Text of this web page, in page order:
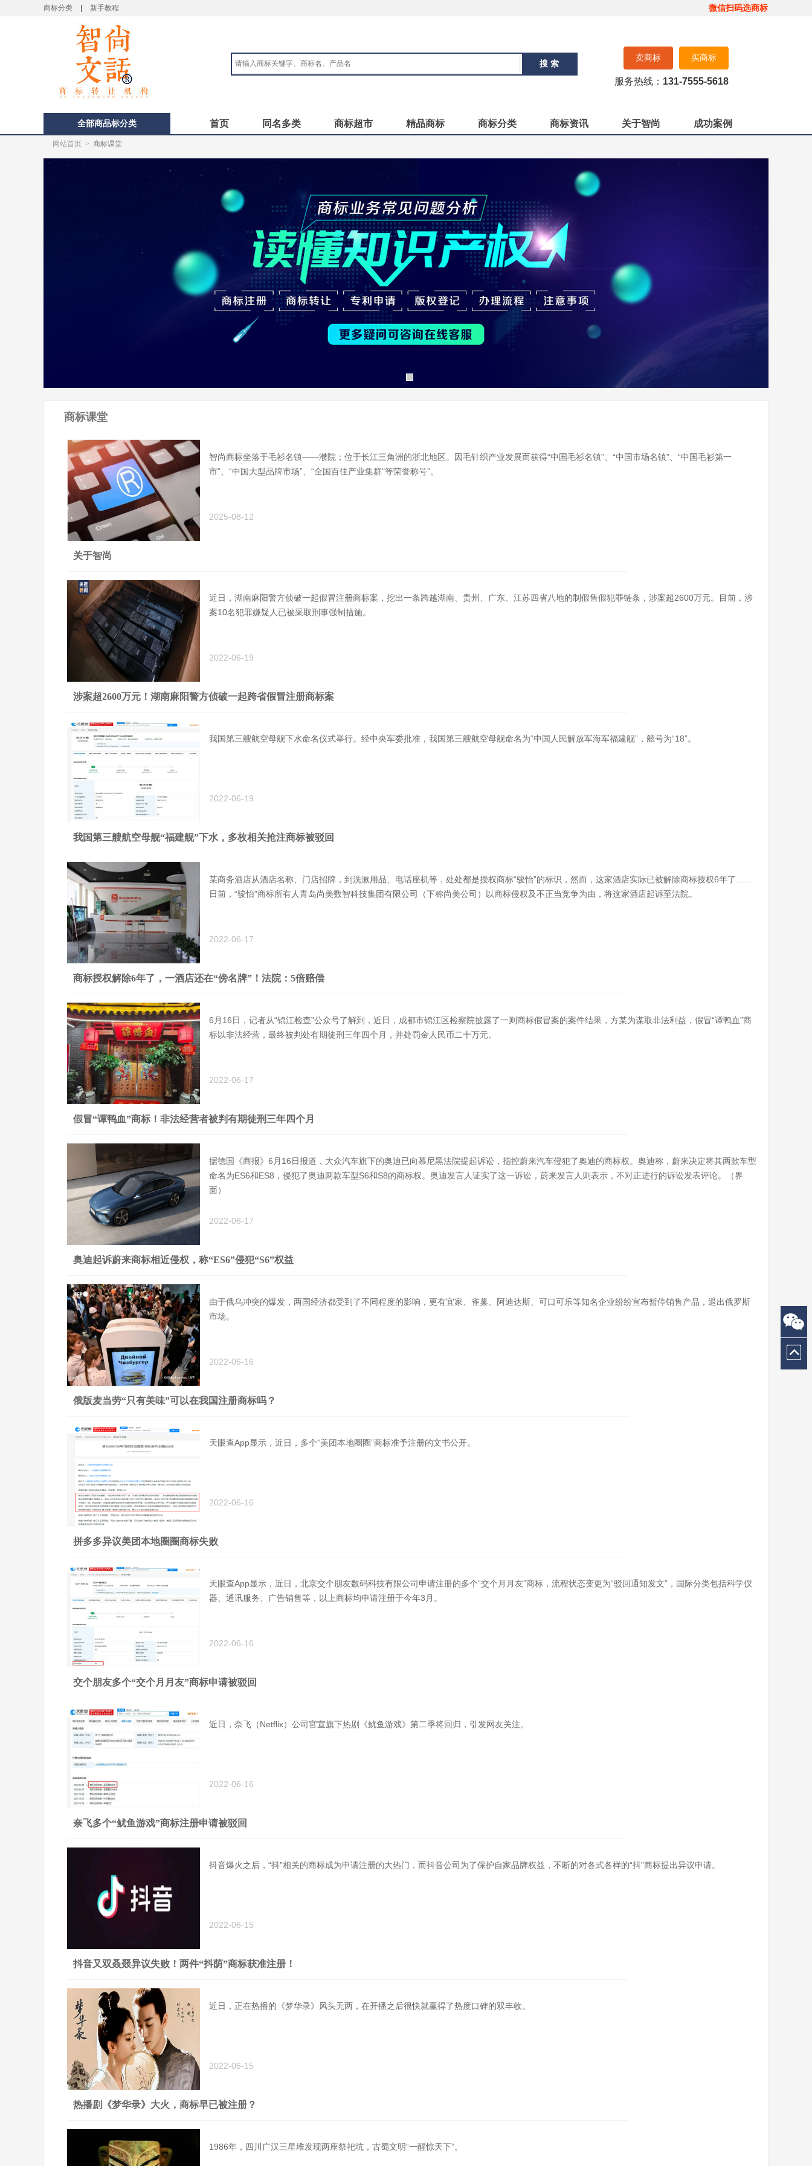
商标分类 新手教程 微信扫码选商标
搜 索
买商标
卖商标
服务热线： 131-7555-5618
全部商品标分类 首页 同名多类 商标超市 精品商标 商标分类 商标资讯 关于智尚 成功案例
网站首页 > 商标课堂
商标课堂
关于智尚
智尚商标坐落于毛衫名镇——濮院；位于长江三角洲的浙北地区。因毛针织产业发展而获得“中国毛衫名镇”、“中国市场名镇”、“中国毛衫第一
市”、“中国大型品牌市场”、“全国百佳产业集群"等荣誉称号”。
2025-08-12
涉案超2600万元！湖南麻阳警方侦破一起跨省假冒注册商标案
近日，湖南麻阳警方侦破一起假冒注册商标案，挖出一条跨越湖南、贵州、广东、江苏四省八地的制假售假犯罪链条，涉案超2600万元。目前，涉
案10名犯罪嫌疑人已被采取刑事强制措施。
2022-06-19
我国第三艘航空母舰“福建舰”下水，多枚相关抢注商标被驳回
我国第三艘航空母舰下水命名仪式举行。经中央军委批准，我国第三艘航空母舰命名为“中国人民解放军海军福建舰”，舷号为“18”。
2022-06-19
商标授权解除6年了，一酒店还在“傍名牌”！法院：5倍赔偿
某商务酒店从酒店名称、门店招牌，到洗漱用品、电话座机等，处处都是授权商标“骏怡”的标识，然而，这家酒店实际已被解除商标授权6年了……
日前，“骏怡”商标所有人青岛尚美数智科技集团有限公司（下称尚美公司）以商标侵权及不正当竞争为由，将这家酒店起诉至法院。
2022-06-17
假冒“谭鸭血”商标！非法经营者被判有期徒刑三年四个月
6月16日，记者从“锦江检查”公众号了解到，近日，成都市锦江区检察院披露了一则商标假冒案的案件结果，方某为谋取非法利益，假冒“谭鸭血”商
标以非法经营，最终被判处有期徒刑三年四个月，并处罚金人民币二十万元。
2022-06-17
奥迪起诉蔚来商标相近侵权，称“ES6”侵犯“S6”权益
据德国《商报》6月16日报道，大众汽车旗下的奥迪已向慕尼黑法院提起诉讼，指控蔚来汽车侵犯了奥迪的商标权。奥迪称，蔚来决定将其两款车型
命名为ES6和ES8，侵犯了奥迪两款车型S6和S8的商标权。奥迪发言人证实了这一诉讼，蔚来发言人则表示，不对正进行的诉讼发表评论。（界
面）
2022-06-17
俄版麦当劳“只有美味”可以在我国注册商标吗？
由于俄乌冲突的爆发，两国经济都受到了不同程度的影响，更有宜家、雀巢、阿迪达斯、可口可乐等知名企业纷纷宣布暂停销售产品，退出俄罗斯
市场。
2022-06-16
拼多多异议美团本地圈圈商标失败
天眼查App显示，近日，多个“美团本地圈圈”商标准予注册的文书公开。
2022-06-16
交个朋友多个“交个月月友”商标申请被驳回
天眼查App显示，近日，北京交个朋友数码科技有限公司申请注册的多个“交个月月友”商标，流程状态变更为“驳回通知发文”，国际分类包括科学仪
器、通讯服务、广告销售等，以上商标均申请注册于今年3月。
2022-06-16
奈飞多个“鱿鱼游戏”商标注册申请被驳回
近日，奈飞（Netflix）公司官宣旗下热剧《鱿鱼游戏》第二季将回归，引发网友关注。
2022-06-16
抖音又双叒叕异议失败！两件“抖荫”商标获准注册！
抖音爆火之后，“抖”相关的商标成为申请注册的大热门，而抖音公司为了保护自家品牌权益，不断的对各式各样的“抖”商标提出异议申请。
2022-06-15
热播剧《梦华录》大火，商标早已被注册？
近日，正在热播的《梦华录》风头无两，在开播之后很快就赢得了热度口碑的双丰收。
2022-06-15
1986年，四川广汉三星堆发现两座祭祀坑，古蜀文明“一醒惊天下”。